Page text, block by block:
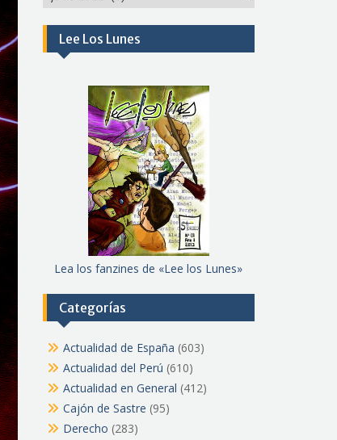
Lee Los Lunes
Lea los fanzines de «Lee los Lunes»
Categorías
Actualidad de España (603)
Actualidad del Perú (610)
Actualidad en General (412)
Cajón de Sastre (95)
Derecho (283)